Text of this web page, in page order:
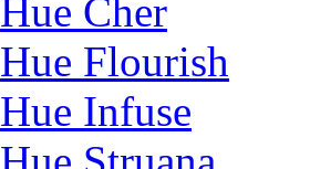
Hue Cher
Hue Flourish
Hue Infuse